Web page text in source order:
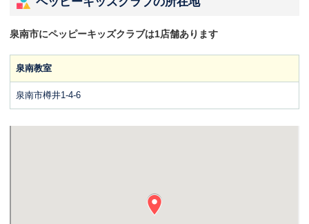
泉南市にペッピーキッズクラブは1店舗あります
泉南教室
泉南市樽井1-4-6